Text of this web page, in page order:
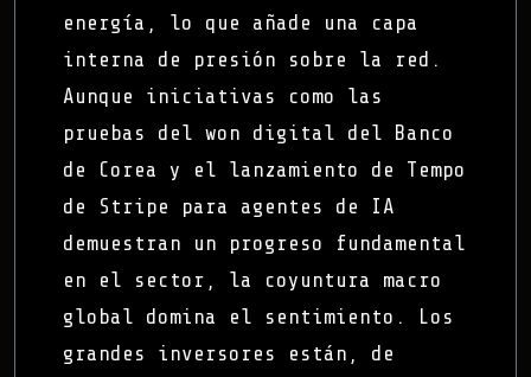
energía, lo que añade una capa
interna de presión sobre la red.
Aunque iniciativas como las
pruebas del won digital del Banco
de Corea y el lanzamiento de Tempo
de Stripe para agentes de IA
demuestran un progreso fundamental
en el sector, la coyuntura macro
global domina el sentimiento. Los
grandes inversores están, de